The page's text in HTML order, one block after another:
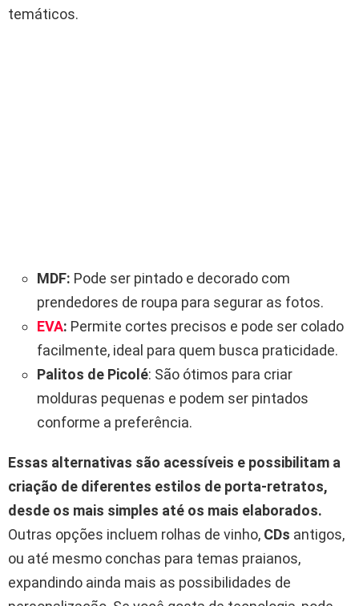
temáticos.
MDF: Pode ser pintado e decorado com
prendedores de roupa para segurar as fotos.
EVA: Permite cortes precisos e pode ser colado
facilmente, ideal para quem busca praticidade.
Palitos de Picolé: São ótimos para criar
molduras pequenas e podem ser pintados
conforme a preferência.
Essas alternativas são acessíveis e possibilitam a
criação de diferentes estilos de porta-retratos,
desde os mais simples até os mais elaborados.
Outras opções incluem rolhas de vinho, CDs antigos,
ou até mesmo conchas para temas praianos,
expandindo ainda mais as possibilidades de